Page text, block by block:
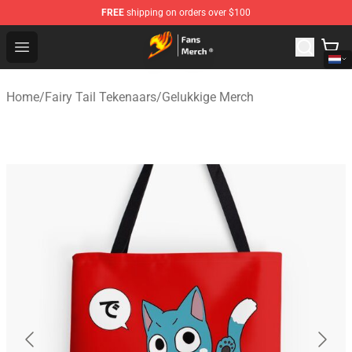
FREE shipping on orders over $100
Open menu
Fairy Tail Store - Official Fairy Tail Merchandise Shop
Home/Fairy Tail Tekenaars/Gelukkige Merch